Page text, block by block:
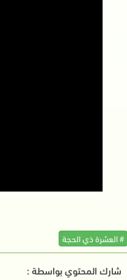
# العشرة ذي الحجة
شارك المحتوي بواسطة :